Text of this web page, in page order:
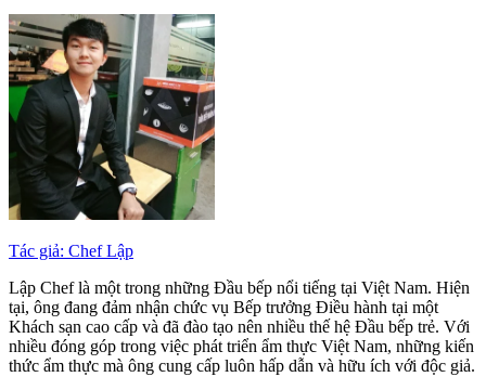
Tác giả: Chef Lập
Lập Chef là một trong những Đầu bếp nổi tiếng tại Việt Nam. Hiện
tại, ông đang đảm nhận chức vụ Bếp trưởng Điều hành tại một
Khách sạn cao cấp và đã đào tạo nên nhiều thế hệ Đầu bếp trẻ. Với
nhiều đóng góp trong việc phát triển ẩm thực Việt Nam, những kiến
thức ẩm thực mà ông cung cấp luôn hấp dẫn và hữu ích với độc giả.